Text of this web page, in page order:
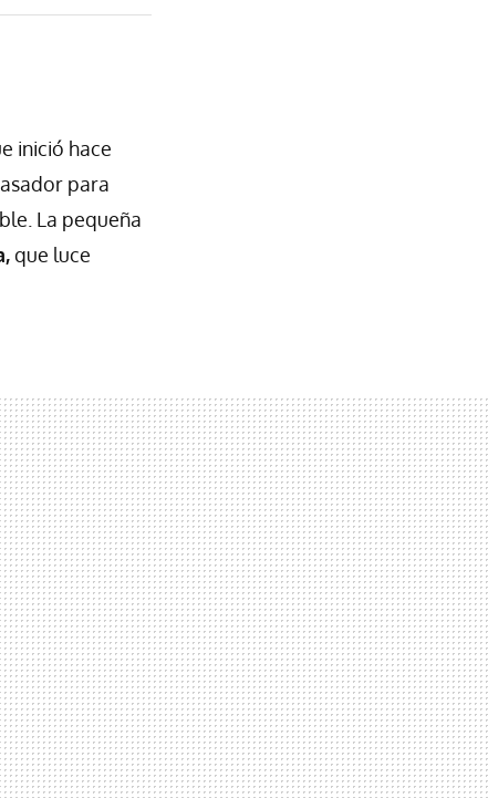
inició hace
para
La pequeña
que luce